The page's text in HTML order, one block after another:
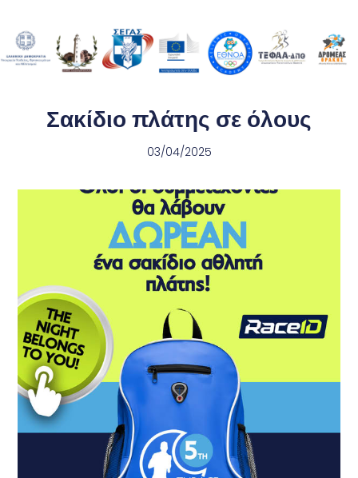
Σακίδιο πλάτης σε όλους
03/04/2025